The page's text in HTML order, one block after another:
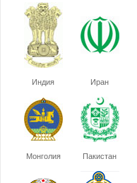
Индия Иран
Монголия Пакистан